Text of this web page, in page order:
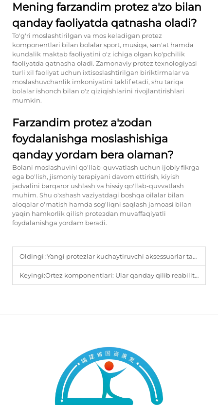
Mening farzandim protez a'zo bilan
qanday faoliyatda qatnasha oladi?
To'g'ri moslashtirilgan va mos keladigan protez
komponentlari bilan bolalar sport, musiqa, san'at hamda
kundalik maktab faoliyatini o'z ichiga olgan ko'pchilik
faoliyatda qatnasha oladi. Zamonaviy protez texnologiyasi
turli xil faoliyat uchun ixtisoslashtirilgan biriktirmalar va
moslashuvchanlik imkoniyatini taklif etadi, shu tariqa
bolalar ishonch bilan o'z qiziqishlarini rivojlantirishlari
mumkin.
Farzandim protez a'zodan
foydalanishga moslashishiga
qanday yordam bera olaman?
Bolani moslashuvini qo'llab-quvvatlash uchun ijobiy fikrga
ega bo'lish, jismoniy terapiyani davom ettirish, kiyish
jadvalini barqaror ushlash va hissiy qo'llab-quvvatlash
muhim. Shu o'xshash vaziyatdagi boshqa oilalar bilan
aloqalar o'rnatish hamda sog'liqni saqlash jamoasi bilan
yaqin hamkorlik qilish protезdan muvaffaqiyatli
foydalanishga yordam beradi.
Oldingi :Yangi protezlar kuchaytiruvchi aksessuarlar tabiiy yurish tajribasini yaxshilashga qanday hissa qo'shadi?
Keyingi:Ortez komponentlari: Ular qanday qilib reabilitatsiya jarayonini qo'llab-quvvatlaydi?